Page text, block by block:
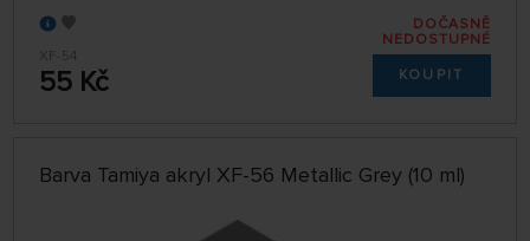
XF-54
55 Kč
DOČASNĚ
NEDOSTUPNÉ
KOUPIT
Barva Tamiya akryl XF-56 Metallic Grey (10 ml)